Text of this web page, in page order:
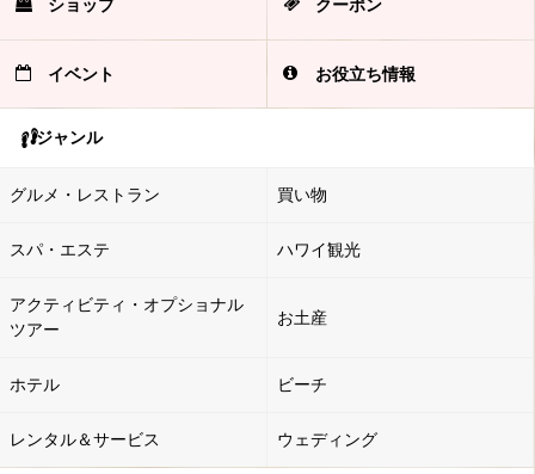
ショップ クーポン
イベント お役立ち情報
ジャンル
グルメ・レストラン 買い物
スパ・エステ ハワイ観光
アクティビティ・オプショナル
ツアー
お土産
ホテル ビーチ
レンタル＆サービス ウェディング